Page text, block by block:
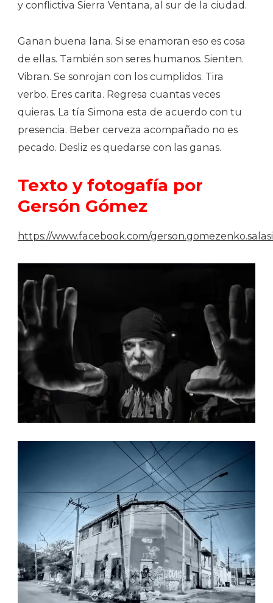
y conflictiva Sierra Ventana, al sur de la ciudad.
Ganan buena lana. Si se enamoran eso es cosa
de ellas. También son seres humanos. Sienten.
Vibran. Se sonrojan con los cumplidos. Tira
verbo. Eres carita. Regresa cuantas veces
quieras. La tía Simona esta de acuerdo con tu
presencia. Beber cerveza acompañado no es
pecado. Desliz es quedarse con las ganas.
Texto y fotogafía por
Gersón Gómez
https://www.facebook.com/